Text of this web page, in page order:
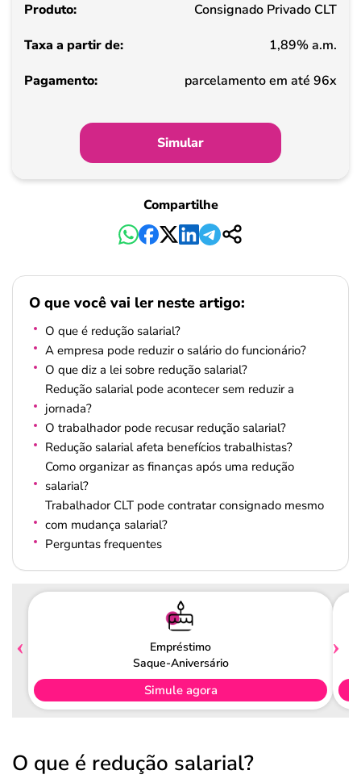
de
Pagamento
Consignado Privado CLT
1,89% a.m.
parcelamento em até 96x
Simular
Compartilhe
O que você vai ler neste artigo:
O que é redução salarial?
A empresa pode reduzir o salário do funcionário?
O que diz a lei sobre redução salarial?
Redução salarial pode acontecer sem reduzir a
jornada?
O trabalhador pode recusar redução salarial?
Redução salarial afeta benefícios trabalhistas?
Como organizar as finanças após uma redução
salarial?
Trabalhador CLT pode contratar consignado mesmo
com mudança salarial?
Perguntas frequentes
Empréstimo
Saque-Aniversário
Simule agora
O que é redução salarial?